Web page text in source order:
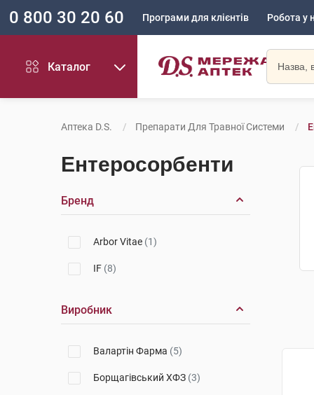
0 800 30 20 60 Програми для клієнтів Робота у
Каталог
Аптека D.S. Препарати Для Травної Системи
Ентеросорбенти
Бренд
Arbor Vitae (1)
IF (8)
Виробник
Валартін Фарма (5)
Борщагівський ХФЗ (3)